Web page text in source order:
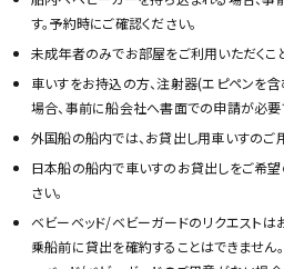
す。予約時にご確認ください。
未成年者のみでお部屋をご利用いただくこ
車いすをお持込の方、注射器(エピペンを
場合、事前に船会社へ書面での申請が必要
外国船の船内では、お貸出し用車いすのご
日本船の船内で車いすのお貸出しをご希
さい。
ベビーベッド/ベビーガードのリクエストは
乗船前に貸出を確約することはできません。